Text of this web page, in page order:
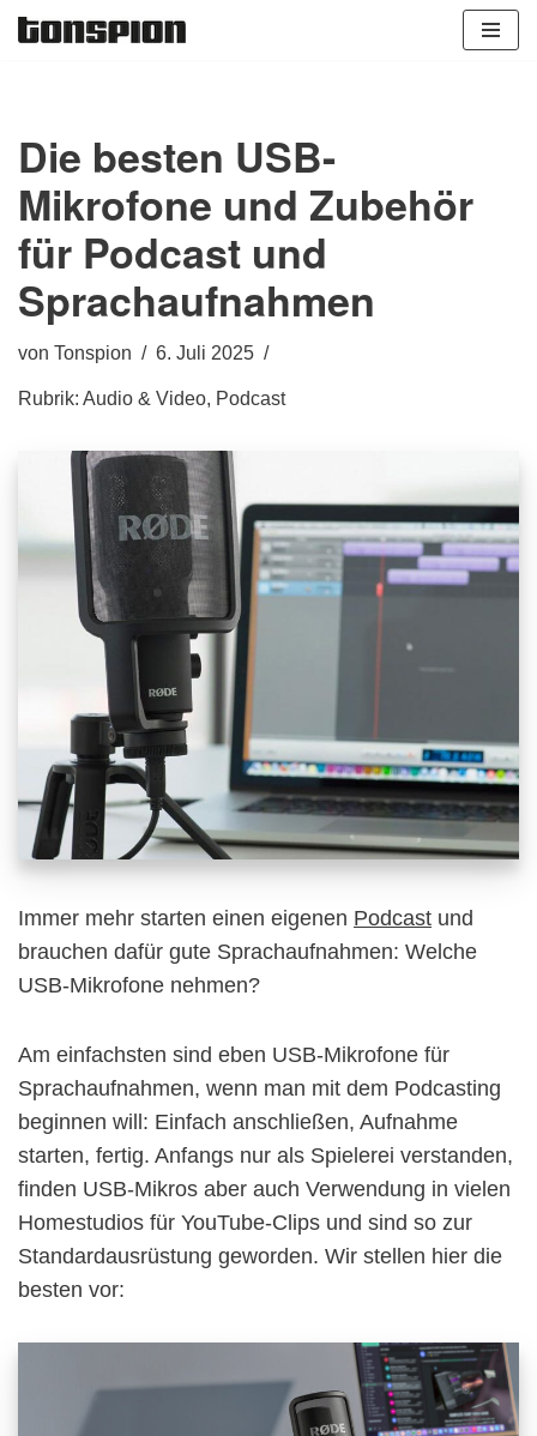
Die besten USB-
Mikrofone und Zubehör
für Podcast und
Sprachaufnahmen
von Tonspion 6. Juli 2025
Rubrik: Audio & Video, Podcast
Immer mehr starten einen eigenen Podcast und
brauchen dafür gute Sprachaufnahmen: Welche
USB-Mikrofone nehmen?
Am einfachsten sind eben USB-Mikrofone für
Sprachaufnahmen, wenn man mit dem Podcasting
beginnen will: Einfach anschließen, Aufnahme
starten, fertig. Anfangs nur als Spielerei verstanden,
finden USB-Mikros aber auch Verwendung in vielen
Homestudios für YouTube-Clips und sind so zur
Standardausrüstung geworden. Wir stellen hier die
besten vor: